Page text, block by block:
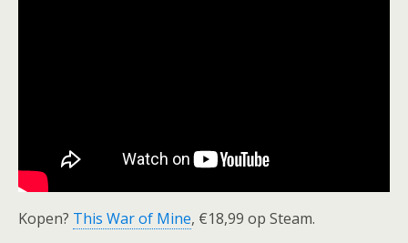
Kopen? This War of Mine, €18,99 op Steam.